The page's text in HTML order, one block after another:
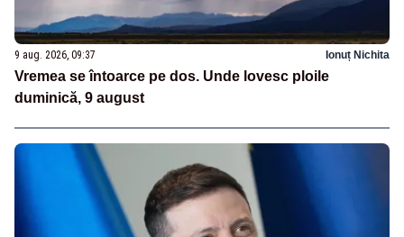
9 aug. 2026, 09:37 Ionuț Nichita
Vremea se întoarce pe dos. Unde lovesc ploile
duminică, 9 august